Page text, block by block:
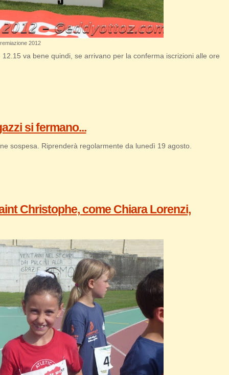
2012
va bene quindi, se arrivano per la conferma iscrizioni alle ore
si fermano...
sospesa. Riprenderà regolarmente da lunedì 19 agosto.
Christophe, come Chiara Lorenzi,